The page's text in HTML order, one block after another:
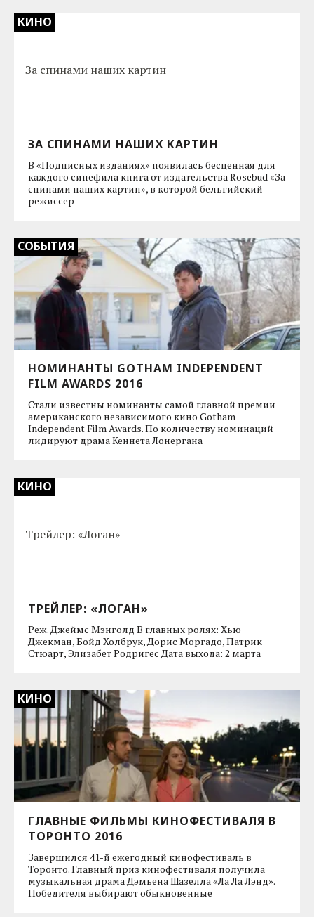
КИНО
ЗА СПИНАМИ НАШИХ КАРТИН
В «Подписных изданиях» появилась бесценная для
каждого синефила книга от издательства Rosebud «За
спинами наших картин», в которой бельгийский
режиссер
СОБЫТИЯ
НОМИНАНТЫ GOTHAM INDEPENDENT
FILM AWARDS 2016
Стали известны номинанты самой главной премии
американского независимого кино Gotham
Independent Film Awards. По количеству номинаций
лидируют драма Кеннета Лонергана
КИНО
ТРЕЙЛЕР: «ЛОГАН»
Реж. Джеймс Мэнголд В главных ролях: Хью
Джекман, Бойд Холбрук, Дорис Моргадо, Патрик
Стюарт, Элизабет Родригес Дата выхода: 2 марта
КИНО
ГЛАВНЫЕ ФИЛЬМЫ КИНОФЕСТИВАЛЯ В
ТОРОНТО 2016
Завершился 41-й ежегодный кинофестиваль в
Торонто. Главный приз кинофестиваля получила
музыкальная драма Дэмьена Шазелла «Ла Ла Лэнд».
Победителя выбирают обыкновенные